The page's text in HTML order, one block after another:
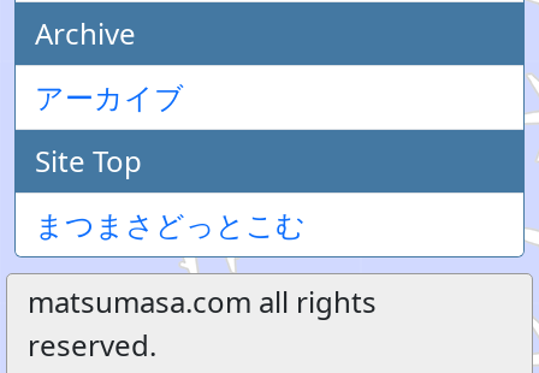
Archive
アーカイブ
Site Top
まつまさどっとこむ
matsumasa.com all rights
reserved.